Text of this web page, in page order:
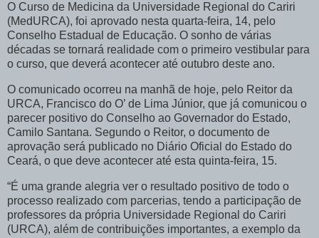
O Curso de Medicina da Universidade Regional do Cariri
(MedURCA), foi aprovado nesta quarta-feira, 14, pelo
Conselho Estadual de Educação. O sonho de várias
décadas se tornará realidade com o primeiro vestibular para
o curso, que deverá acontecer até outubro deste ano.
O comunicado ocorreu na manhã de hoje, pelo Reitor da
URCA, Francisco do O’ de Lima Júnior, que já comunicou o
parecer positivo do Conselho ao Governador do Estado,
Camilo Santana. Segundo o Reitor, o documento de
aprovação será publicado no Diário Oficial do Estado do
Ceará, o que deve acontecer até esta quinta-feira, 15.
“É uma grande alegria ver o resultado positivo de todo o
processo realizado com parcerias, tendo a participação de
professores da própria Universidade Regional do Cariri
(URCA), além de contribuições importantes, a exemplo da